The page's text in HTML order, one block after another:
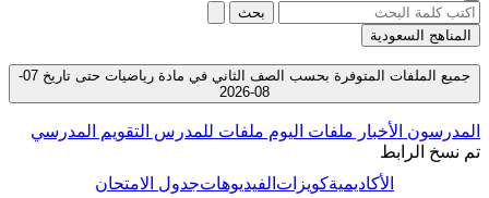
بحث
المناهج السعودية
جميع الملفات المتوفرة بحسب الصف الثاني في مادة رياضيات حتى تاريخ 07-
08-2026
المدرسون الأخبار ملفات اليوم ملفات للمدرس التقويم المدرسي
تم نسخ الرابط
الأكاديميةكويزاتالفيديوهاتجدول الامتحان